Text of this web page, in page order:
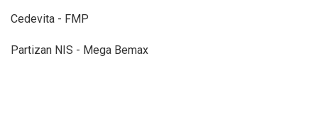
Cedevita - FMP
Partizan NIS - Mega Bemax